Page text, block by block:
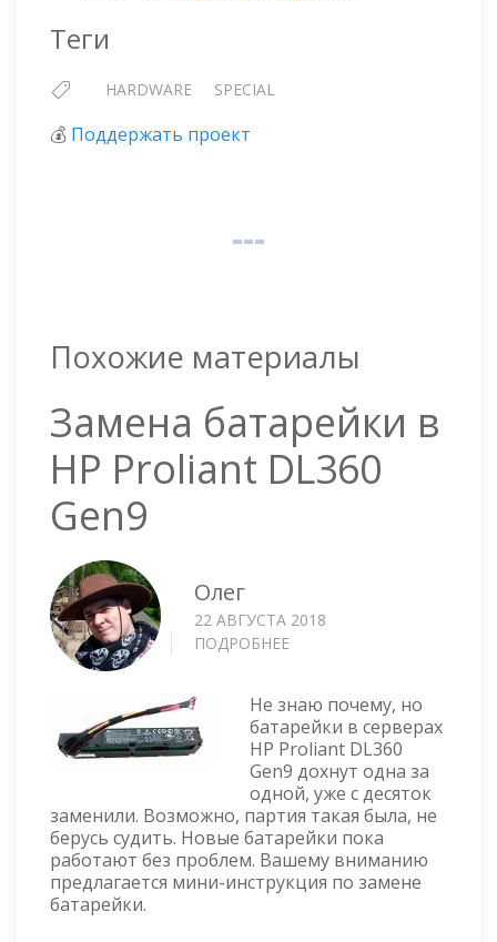
Теги
HARDWARE SPECIAL
💰 Поддержать проект
Похожие материалы
Замена батарейки в
HP Proliant DL360
Gen9
Олег
22 АВГУСТА 2018
ПОДРОБНЕЕ
В
HP
PROLIANT
DL360
GEN9
Не знаю почему, но
батарейки в серверах
HP Proliant DL360
Gen9 дохнут одна за
одной, уже с десяток
заменили. Возможно, партия такая была, не
берусь судить. Новые батарейки пока
работают без проблем. Вашему вниманию
предлагается мини-инструкция по замене
батарейки.